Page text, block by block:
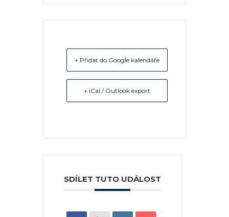
+ Přidat do Google kalendáře
+ iCal / Outlook export
SDÍLET TUTO UDÁLOST